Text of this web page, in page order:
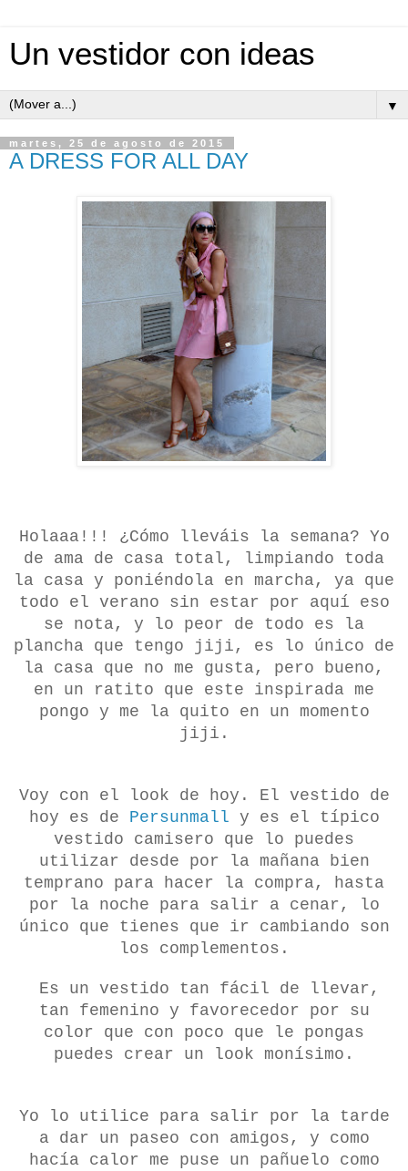
Un vestidor con ideas
▼
martes, 25 de agosto de 2015
A DRESS FOR ALL DAY
Holaaa!!! ¿Cómo lleváis la semana? Yo
de ama de casa total, limpiando toda
la casa y poniéndola en marcha, ya que
todo el verano sin estar por aquí eso
se nota, y lo peor de todo es la
plancha que tengo jiji, es lo único de
la casa que no me gusta, pero bueno,
en un ratito que este inspirada me
pongo y me la quito en un momento
jiji.
Voy con el look de hoy. El vestido de
hoy es de Persunmall y es el típico
vestido camisero que lo puedes
utilizar desde por la mañana bien
temprano para hacer la compra, hasta
por la noche para salir a cenar, lo
único que tienes que ir cambiando son
los complementos.
Es un vestido tan fácil de llevar,
tan femenino y favorecedor por su
color que con poco que le pongas
puedes crear un look monísimo.
Yo lo utilice para salir por la tarde
a dar un paseo con amigos, y como
hacía calor me puse un pañuelo como